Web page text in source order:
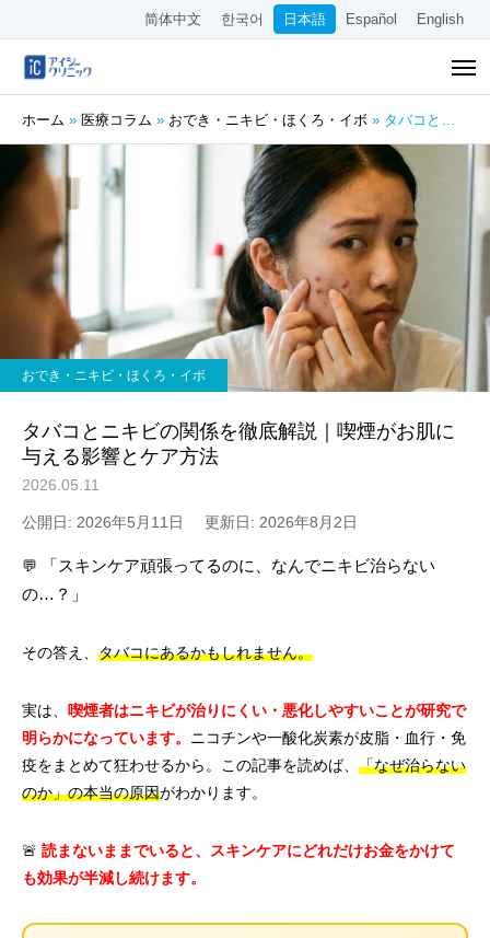
简体中文 한국어 日本語 Español English
ホーム » 医療コラム » おでき・ニキビ・ほくろ・イボ » タバコとニキビの関係を徹底解説｜喫煙がお肌に与える影響とケア方法
おでき・ニキビ・ほくろ・イボ
タバコとニキビの関係を徹底解説｜喫煙がお肌に
与える影響とケア方法
2026.05.11
公開日: 2026年5月11日 更新日: 2026年8月2日
💬
「スキンケア頑張ってるのに、なんでニキビ治らない
の…？」
その答え、 タバコにあるかもしれません。
実は、 喫煙者はニキビが治りにくい・悪化しやすいことが研究で
明らかになっています。 ニコチンや一酸化炭素が皮脂・血行・免
疫をまとめて狂わせるから。この記事を読めば、 「なぜ治らない
のか」の本当の原因がわかります。
🚨 読まないままでいると、スキンケアにどれだけお金をかけて
も効果が半減し続けます。